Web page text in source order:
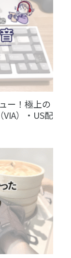
ー！極上の
）・US配